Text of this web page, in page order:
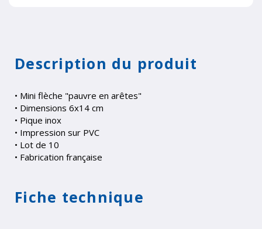
Description du produit
• Mini flèche "pauvre en arêtes"
• Dimensions 6x14 cm
• Pique inox
• Impression sur PVC
• Lot de 10
• Fabrication française
Fiche technique